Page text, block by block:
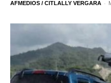
AFMEDIOS / CITLALLY VERGARA -